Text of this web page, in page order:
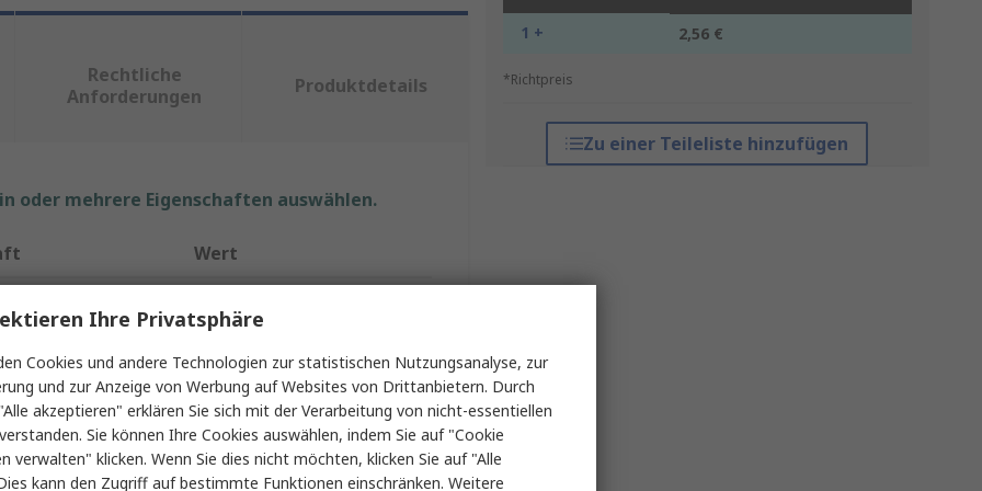
1 + 2,56 €
*Richtpreis
Zu einer Teileliste hinzufügen
Rechtliche
Anforderungen
Produktdetails
oder mehrere Eigenschaften auswählen.
Wert
30
2
2.54mm
Ihre Privatsphäre
Cookies und andere Technologien zur statistischen Nutzungsanalyse, zur
und zur Anzeige von Werbung auf Websites von Drittanbietern. Durch
akzeptieren" erklären Sie sich mit der Verarbeitung von nicht-essentiellen
Sie können Ihre Cookies auswählen, indem Sie auf "Cookie
verwalten" klicken. Wenn Sie dies nicht möchten, klicken Sie auf "Alle
kann den Zugriff auf bestimmte Funktionen einschränken. Weitere